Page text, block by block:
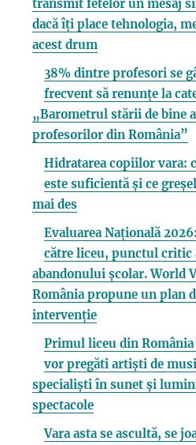
transmit fetelor un mesaj
dacă îți place tehnologia,
acest drum
38% dintre profesori se
frecvent să renunțe la
„Barometrul stării de bine a
profesorilor din România”
Hidratarea copiilor vara:
este suficientă și ce
mai des
Evaluarea Națională
către liceu, punctul critic
abandonului școlar. World
România propune un plan
intervenție
Primul liceu din România
vor pregăti artiști de
specialiști în sunet și
spectacole
Vara asta se ascultă, se